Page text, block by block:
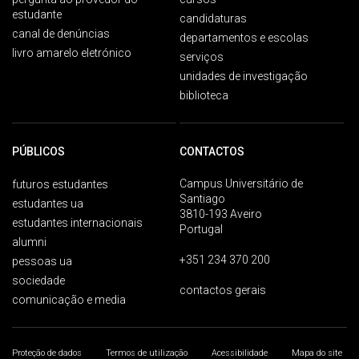
estudante
canal de denúncias
livro amarelo eletrónico
candidaturas
departamentos e escolas
serviços
unidades de investigação
biblioteca
PÚBLICOS
futuros estudantes
estudantes ua
estudantes internacionais
alumni
pessoas ua
sociedade
comunicação e media
CONTACTOS
Campus Universitário de
Santiago
3810-193 Aveiro
Portugal
+351 234 370 200
contactos gerais
Proteção de dados Termos de utilização Acessibilidade Mapa do site